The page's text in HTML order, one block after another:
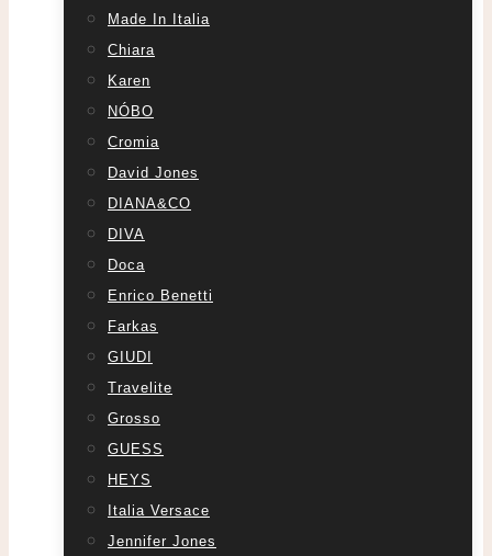
Made In Italia
Chiara
Karen
NÓBO
Cromia
David Jones
DIANA&CO
DIVA
Doca
Enrico Benetti
Farkas
GIUDI
Travelite
Grosso
GUESS
HEYS
Italia Versace
Jennifer Jones